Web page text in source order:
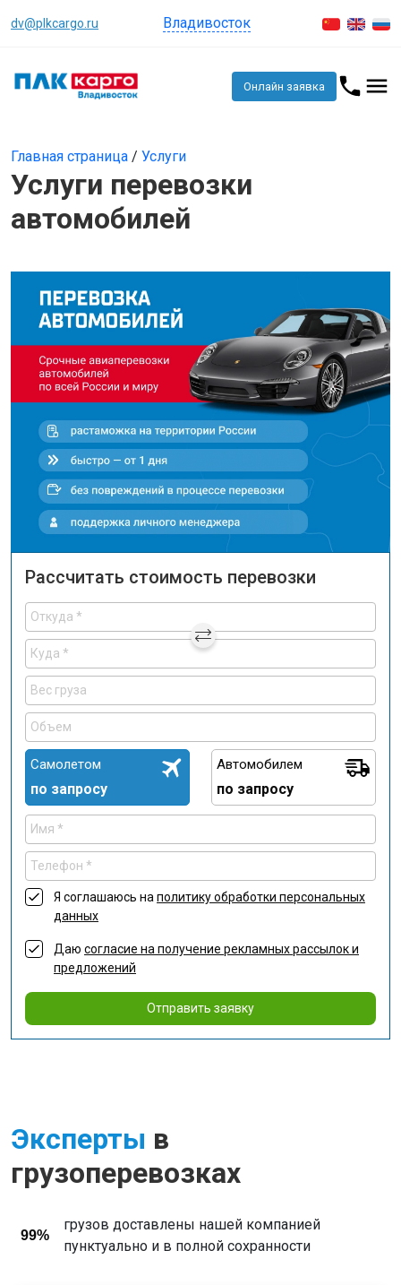
dv@plkcargo.ru Владивосток
Онлайн заявка
Главная страница / Услуги
Услуги перевозки
автомобилей
Рассчитать стоимость перевозки
Самолетом
по запросу
Автомобилем
по запросу
Я соглашаюсь наполитику обработки персональных
данных
Даю согласие на получение рекламных рассылок и
предложений
Отправить заявку
Эксперты в
грузоперевозках
99%
грузов доставлены нашей компанией
пунктуально и в полной сохранности